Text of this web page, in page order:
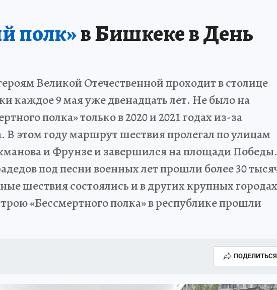
полк»в Бишкеке в День
Великой Отечественной проходит в столице
каждое 9 мая уже двенадцать лет. Не было на
полка» только в 2020 и 2021 годах из-за
этом году маршрут шествия пролегал по улицам
и Фрунзе и завершился на площади Победы.
под песни военных лет прошли более 30
шествия состоялись и в других крупных городах
«Бессмертного полка» в республике прошли
ПОДЕЛИТЬСЯ